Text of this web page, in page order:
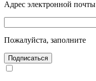
Адрес электронной почты
Пожалуйста, заполните
Подписаться